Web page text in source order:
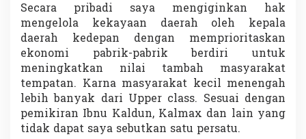
Secara pribadi saya mengiginkan hak
mengelola kekayaan daerah oleh kepala
daerah kedepan dengan memprioritaskan
ekonomi pabrik-pabrik berdiri untuk
meningkatkan nilai tambah masyarakat
tempatan. Karna masyarakat kecil menengah
lebih banyak dari Upper class. Sesuai dengan
pemikiran Ibnu Kaldun, Kalmax dan lain yang
tidak dapat saya sebutkan satu persatu.